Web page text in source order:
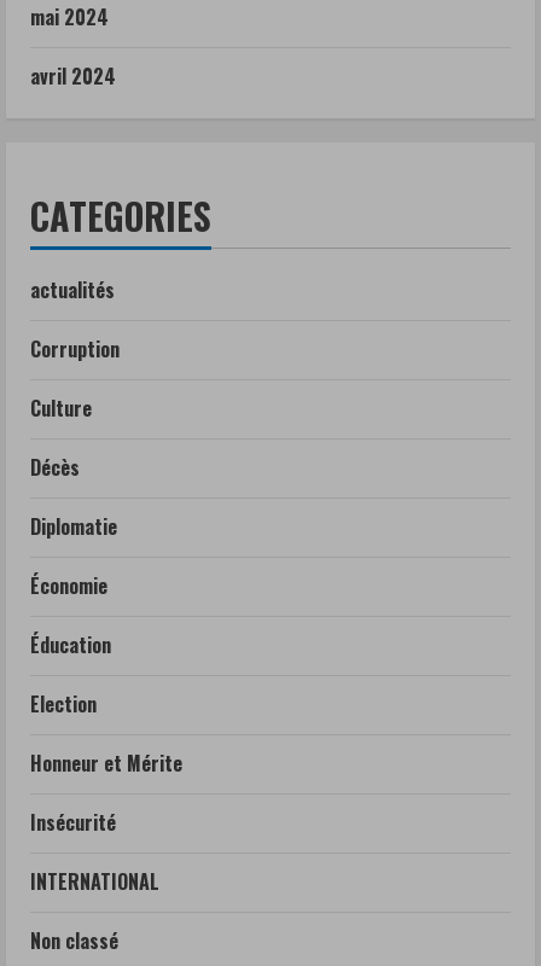
mai 2024
avril 2024
CATEGORIES
actualités
Corruption
Culture
Décès
Diplomatie
Économie
Éducation
Election
Honneur et Mérite
Insécurité
INTERNATIONAL
Non classé